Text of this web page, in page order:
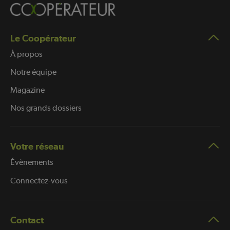
Le Coopérateur
À propos
Notre équipe
Magazine
Nos grands dossiers
Votre réseau
Évènements
Connectez-vous
Contact